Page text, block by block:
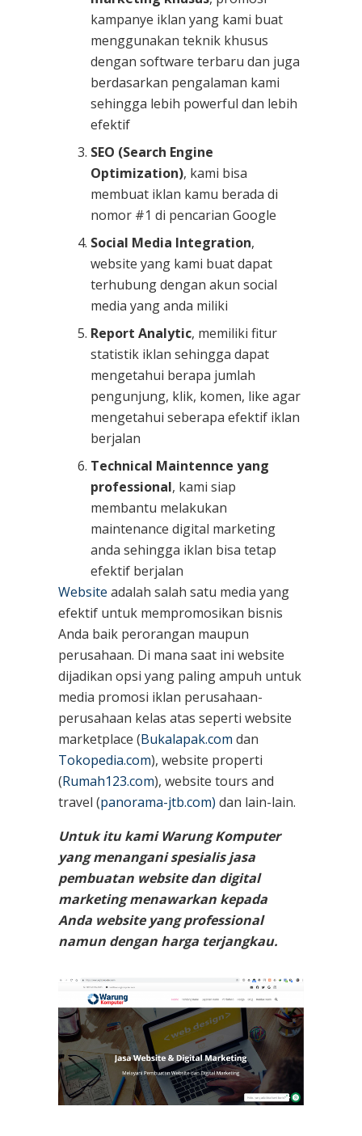
kampanye iklan yang kami buat
menggunakan teknik khusus
dengan software terbaru dan juga
berdasarkan pengalaman kami
sehingga lebih powerful dan lebih
efektif
SEO (Search Engine
Optimization), kami bisa
membuat iklan kamu berada di
nomor #1 di pencarian Google
Social Media Integration,
website yang kami buat dapat
terhubung dengan akun social
media yang anda miliki
Report Analytic, memiliki fitur
statistik iklan sehingga dapat
mengetahui berapa jumlah
pengunjung, klik, komen, like agar
mengetahui seberapa efektif iklan
berjalan
Technical Maintennce yang
professional, kami siap
membantu melakukan
maintenance digital marketing
anda sehingga iklan bisa tetap
efektif berjalan
Website adalah salah satu media yang
efektif untuk mempromosikan bisnis
Anda baik perorangan maupun
perusahaan. Di mana saat ini website
dijadikan opsi yang paling ampuh untuk
media promosi iklan perusahaan-
perusahaan kelas atas seperti website
marketplace (Bukalapak.com dan
Tokopedia.com), website properti
(Rumah123.com), website tours and
travel (panorama-jtb.com) dan lain-lain.
Untuk itu kami Warung Komputer
yang menangani spesialis jasa
pembuatan website dan digital
marketing menawarkan kepada
Anda website yang professional
namun dengan harga terjangkau.